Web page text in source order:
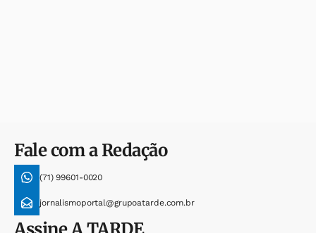
Fale com a Redação
(71) 99601-0020
jornalismoportal@grupoatarde.com.br